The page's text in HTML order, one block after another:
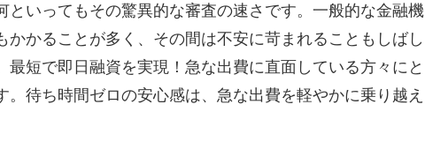
いってもその驚異的な審査の速さです。一般的な金融機
かることが多く、その間は不安に苛まれることもしばし
短で即日融資を実現！急な出費に直面している方々にと
待ち時間ゼロの安心感は、急な出費を軽やかに乗り越え